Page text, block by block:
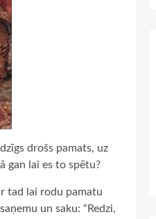
drošs pamats, uz
gan lai es to spētu?
tad lai rodu pamatu
un saku: “Redzi,